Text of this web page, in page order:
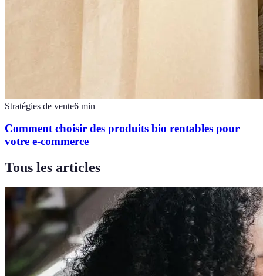
Stratégies de vente6 min
Comment choisir des produits bio rentables pour
votre e-commerce
Tous les articles